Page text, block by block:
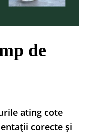
de
ating cote
corecte și